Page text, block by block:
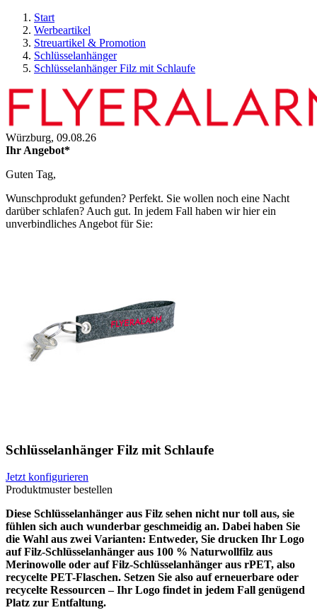
Start
Werbeartikel
Streuartikel & Promotion
Schlüsselanhänger
Schlüsselanhänger Filz mit Schlaufe
Würzburg, 09.08.26
Ihr Angebot*
Guten Tag,
Wunschprodukt gefunden? Perfekt. Sie wollen noch eine Nacht
darüber schlafen? Auch gut. In jedem Fall haben wir hier ein
unverbindliches Angebot für Sie:
Schlüsselanhänger Filz mit Schlaufe
Jetzt konfigurieren
Produktmuster bestellen
Diese Schlüsselanhänger aus Filz sehen nicht nur toll aus, sie
fühlen sich auch wunderbar geschmeidig an. Dabei haben Sie
die Wahl aus zwei Varianten: Entweder, Sie drucken Ihr Logo
auf Filz-Schlüsselanhänger aus 100 % Naturwollfilz aus
Merinowolle oder auf Filz-Schlüsselanhänger aus rPET, also
recycelte PET-Flaschen. Setzen Sie also auf erneuerbare oder
recycelte Ressourcen – Ihr Logo findet in jedem Fall genügend
Platz zur Entfaltung.